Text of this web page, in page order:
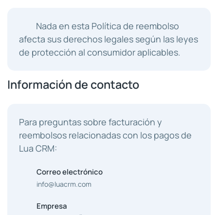
Nada en esta Política de reembolso
afecta sus derechos legales según las leyes
de protección al consumidor aplicables.
Información de contacto
Para preguntas sobre facturación y
reembolsos relacionadas con los pagos de
Lua CRM:
Correo electrónico
info@luacrm.com
Empresa